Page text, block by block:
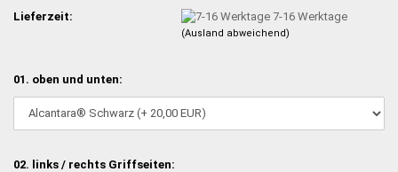
Lieferzeit:
7-16 Werktage
(Ausland abweichend)
01. oben und unten:
02. links / rechts Griffseiten: